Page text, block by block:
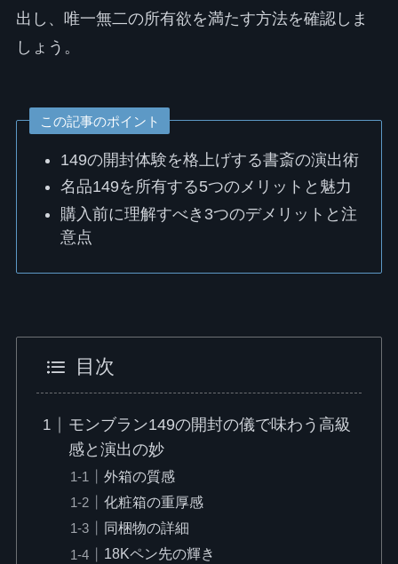
出し、唯一無二の所有欲を満たす方法を確認しま
しょう。
この記事のポイント
149の開封体験を格上げする書斎の演出術
名品149を所有する5つのメリットと魅力
購入前に理解すべき3つのデメリットと注
意点
目次
モンブラン149の開封の儀で味わう高級
感と演出の妙
外箱の質感
化粧箱の重厚感
同梱物の詳細
18Kペン先の輝き